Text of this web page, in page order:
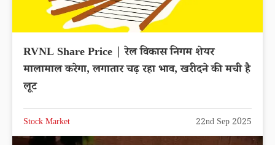
RVNL Share Price | रेल विकास निगम शेयर
मालामाल करेगा, लगातार चढ़ रहा भाव, खरीदने की मची है
लूट
Stock Market 22nd Sep 2025